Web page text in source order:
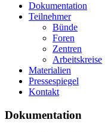
Dokumentation
Teilnehmer
Bünde
Foren
Zentren
Arbeitskreise
Materialien
Pressespiegel
Kontakt
Dokumentation